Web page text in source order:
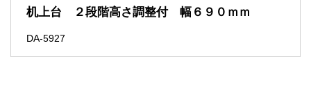
机上台 ２段階高さ調整付 幅６９０ｍｍ
DA-5927